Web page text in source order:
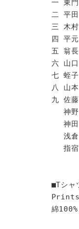
一 東
二 平
三 木
四 平
五 翁
六 山
七 蛭
八 山
九 佐
神
神
浅
指
■Tシャ
綿